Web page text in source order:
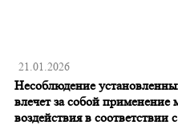
21.01.2026
Несоблюдение
влечет за собой применение
воздействия в соответствии